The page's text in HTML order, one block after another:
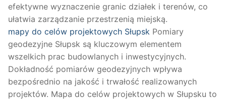
efektywne wyznaczenie granic działek i terenów, co
ułatwia zarządzanie przestrzenią miejską.
mapy do celów projektowych Słupsk Pomiary
geodezyjne Słupsk są kluczowym elementem
wszelkich prac budowlanych i inwestycyjnych.
Dokładność pomiarów geodezyjnych wpływa
bezpośrednio na jakość i trwałość realizowanych
projektów. Mapa do celów projektowych w Słupsku to